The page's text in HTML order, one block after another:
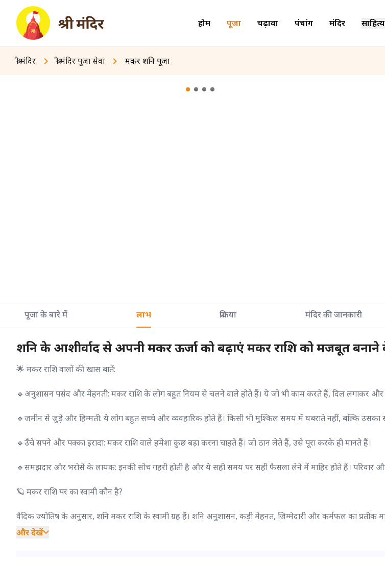
होम पूजा चढ़ावा पंचांग मंदिर साहित्य
श्री मंदिर श्री मंदिर पूजा सेवा मकर शनि पूजा
पूजा के बारे में लाभ प्रक्रिया मंदिर की जानकारी
शनि के आशीर्वाद से अपनी मकर ऊर्जा को बढ़ाएं मकर राशि को मजबूत
🌟 मकर राशि वालों की खास बातें:
🔹अनुशासन पसंद और मेहनती: मकर राशि के लोग बहुत नियम से चलने वाले होते हैं। ये जो भी काम करते हैं, दिल लगाकर और
🔹जमीन से जुड़े और हिम्मती: ये लोग बहुत सच्चे और व्यवहारिक होते हैं। किसी भी मुश्किल समय में घबराते नहीं, बल्कि उसका
🔹उँचे सपने और पक्का इरादा: मकर राशि वाले हमेशा कुछ बड़ा करना चाहते हैं। जो ठान लेते हैं, उसे पूरा करके ही मानते हैं।
🔹समझदार और भरोसे के लायक: इनकी सोच गहरी होती है और ये सही समय पर सही फैसला लेने में माहिर होते हैं। परिवार और
🪐 मकर राशि पर का स्वामी कौन है?
वैदिक ज्योतिष के अनुसार, शनि मकर राशि के स्वामी ग्रह हैं। शनि अनुशासन, कड़ी मेहनत, जिम्मेदारी और कर्मफल का प्रतीक
और देखें